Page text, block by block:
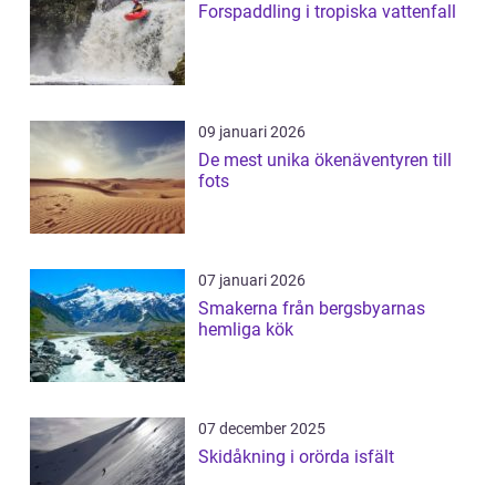
Forspaddling i tropiska vattenfall
09 januari 2026
De mest unika ökenäventyren till
fots
07 januari 2026
Smakerna från bergsbyarnas
hemliga kök
07 december 2025
Skidåkning i orörda isfält